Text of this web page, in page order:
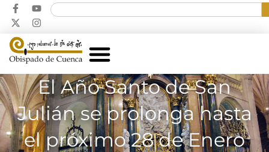
El Año Santo de San
Julián se prolonga hasta
el próximo 28 de Enero